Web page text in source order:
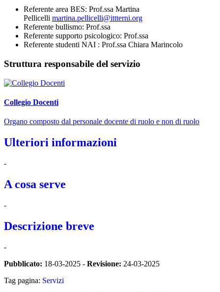
Referente area BES: Prof.ssa Martina
Pellicelli martina.pellicelli@ittterni.org
Referente bullismo: Prof.ssa
Referente supporto psicologico: Prof.ssa
Referente studenti NAI : Prof.ssa Chiara Marincolo
Struttura responsabile del servizio
Collegio Docenti
Organo composto dal personale docente di ruolo e non di ruolo
Ulteriori informazioni
-
A cosa serve
-
Descrizione breve
-
Pubblicato: 18-03-2025 - Revisione: 24-03-2025
Tag pagina: Servizi